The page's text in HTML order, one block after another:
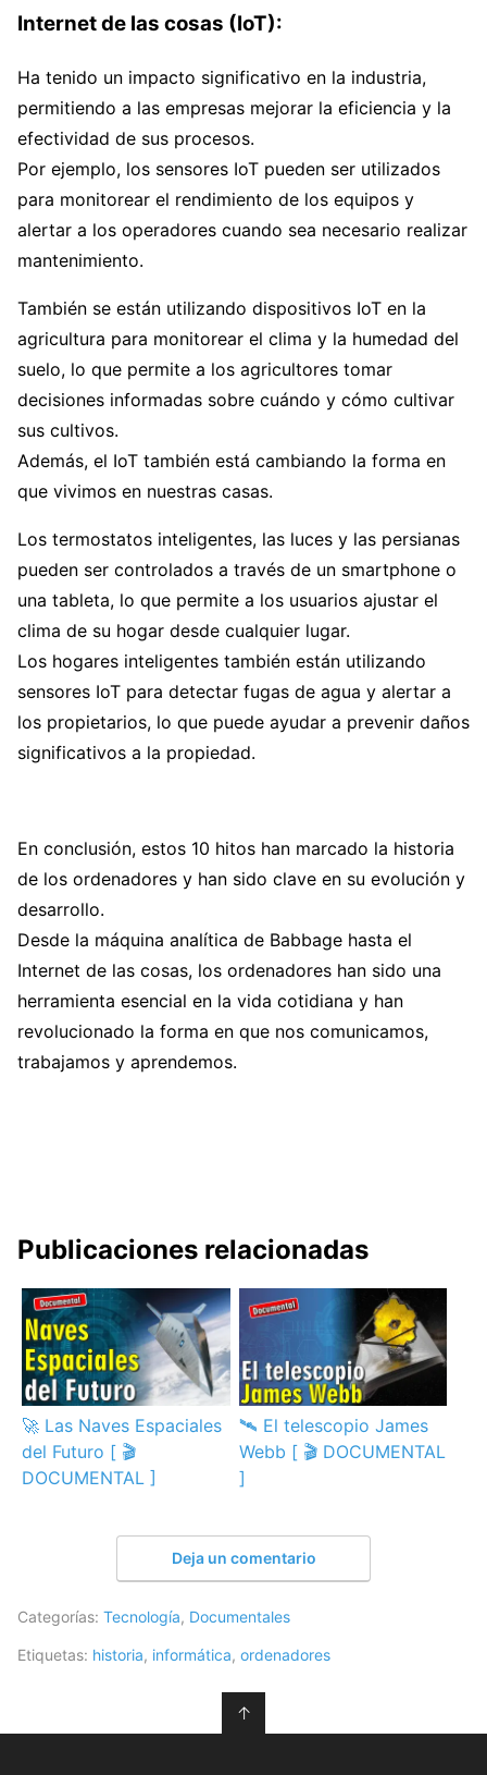
Internet de las cosas (IoT):
Ha tenido un impacto significativo en la industria,
permitiendo a las empresas mejorar la eficiencia y la
efectividad de sus procesos.
Por ejemplo, los sensores IoT pueden ser utilizados
para monitorear el rendimiento de los equipos y
alertar a los operadores cuando sea necesario realizar
mantenimiento.
También se están utilizando dispositivos IoT en la
agricultura para monitorear el clima y la humedad del
suelo, lo que permite a los agricultores tomar
decisiones informadas sobre cuándo y cómo cultivar
sus cultivos.
Además, el IoT también está cambiando la forma en
que vivimos en nuestras casas.
Los termostatos inteligentes, las luces y las persianas
pueden ser controlados a través de un smartphone o
una tableta, lo que permite a los usuarios ajustar el
clima de su hogar desde cualquier lugar.
Los hogares inteligentes también están utilizando
sensores IoT para detectar fugas de agua y alertar a
los propietarios, lo que puede ayudar a prevenir daños
significativos a la propiedad.
En conclusión, estos 10 hitos han marcado la historia
de los ordenadores y han sido clave en su evolución y
desarrollo.
Desde la máquina analítica de Babbage hasta el
Internet de las cosas, los ordenadores han sido una
herramienta esencial en la vida cotidiana y han
revolucionado la forma en que nos comunicamos,
trabajamos y aprendemos.
Publicaciones relacionadas
🚀 Las Naves Espaciales
del Futuro [ 🎬
DOCUMENTAL ]
🛰️ El telescopio James
Webb [ 🎬 DOCUMENTAL
]
Deja un comentario
Categorías: Tecnología, Documentales
Etiquetas: historia, informática, ordenadores
↑